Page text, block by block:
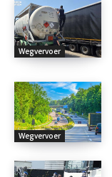
Wegvervoer
Wegvervoer